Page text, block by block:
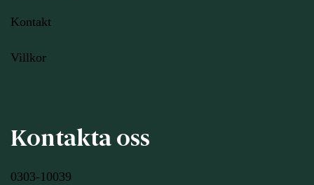
Kontakt
Villkor
Kontakta oss
0303-10039